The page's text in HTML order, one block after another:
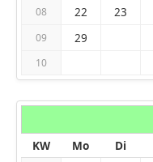
08 22 23
09 29
10
KW
Mo Di